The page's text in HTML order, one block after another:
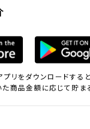
リをダウンロードすると
商品金額に応じて貯ま